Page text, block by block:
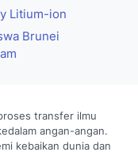
Litium-ion
Brunei
transfer ilmu
angan-angan.
kebaikan dunia dan